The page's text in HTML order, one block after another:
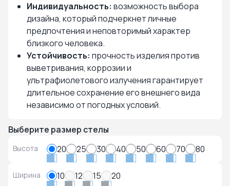
Индивидуальность: возможность выбора
дизайна, который подчеркнет личные
предпочтения и неповторимый характер
близкого человека.
Устойчивость: прочность изделия против
выветривания, коррозии и
ультрафиолетового излучения гарантирует
длительное сохранение его внешнего вида
независимо от погодных условий.
Выберите размер стелы
Высота 20 25 30 40 50 60 70 80
Ширина 10 12 15 20